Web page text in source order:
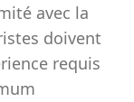
avec la
doivent
requis